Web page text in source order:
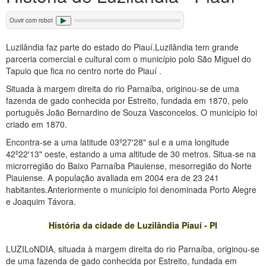
Ouvir com robot
Luzilândia faz parte do estado do Piauí.Luzilândia tem grande
parceria comercial e cultural com o município polo São Miguel do
Tapuio que fica no centro norte do Piauí .
Situada à margem direita do rio Parnaíba, originou-se de uma
fazenda de gado conhecida por Estreito, fundada em 1870, pelo
português João Bernardino de Souza Vasconcelos. O município foi
criado em 1870.
Encontra-se a uma latitude 03º27′28" sul e a uma longitude
42º22′13" oeste, estando a uma altitude de 30 metros. Situa-se na
microrregião do Baixo Parnaíba Piauiense, mesorregião do Norte
Piauiense. A população avaliada em 2004 era de 23 241
habitantes.Anteriormente o município foi denominada Porto Alegre
e Joaquim Távora.
História da cidade de Luzilândia Piauí - PI
LUZILoNDIA, situada à margem direita do rio Parnaíba, originou-se
de uma fazenda de gado conhecida por Estreito, fundada em